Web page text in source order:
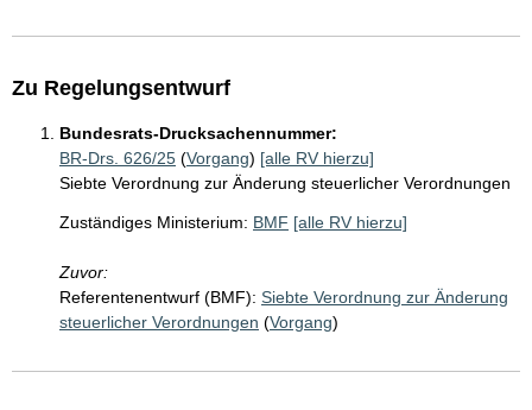
Zu Regelungsentwurf
Bundesrats-Drucksachennummer:
BR-Drs. 626/25 (Vorgang) [alle RV hierzu]
Siebte Verordnung zur Änderung steuerlicher Verordnungen
Zuständiges Ministerium: BMF [alle RV hierzu]
Zuvor:
Referentenentwurf (BMF): Siebte Verordnung zur Änderung
steuerlicher Verordnungen (Vorgang)